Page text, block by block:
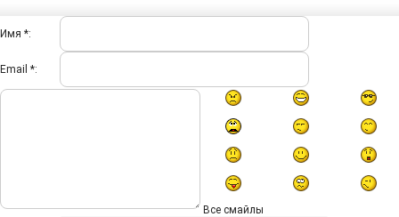
Имя *:
Email *:
Все смайлы